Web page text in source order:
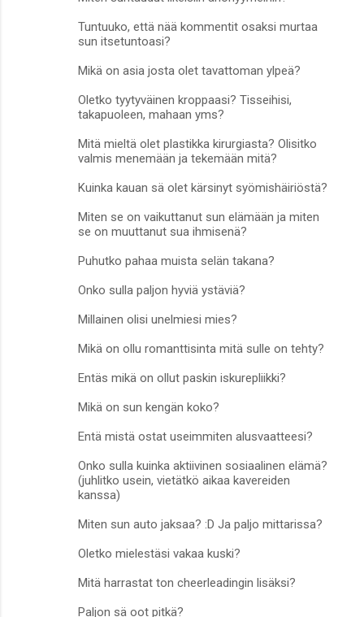
Tuntuuko, että nää kommentit osaksi murtaa
sun itsetuntoasi?
Mikä on asia josta olet tavattoman ylpeä?
Oletko tyytyväinen kroppaasi? Tisseihisi,
takapuoleen, mahaan yms?
Mitä mieltä olet plastikka kirurgiasta? Olisitko
valmis menemään ja tekemään mitä?
Kuinka kauan sä olet kärsinyt syömishäiriöstä?
Miten se on vaikuttanut sun elämään ja miten
se on muuttanut sua ihmisenä?
Puhutko pahaa muista selän takana?
Onko sulla paljon hyviä ystäviä?
Millainen olisi unelmiesi mies?
Mikä on ollu romanttisinta mitä sulle on tehty?
Entäs mikä on ollut paskin iskurepliikki?
Mikä on sun kengän koko?
Entä mistä ostat useimmiten alusvaatteesi?
Onko sulla kuinka aktiivinen sosiaalinen elämä?
(juhlitko usein, vietätkö aikaa kavereiden
kanssa)
Miten sun auto jaksaa? :D Ja paljo mittarissa?
Oletko mielestäsi vakaa kuski?
Mitä harrastat ton cheerleadingin lisäksi?
Paljon sä oot pitkä?